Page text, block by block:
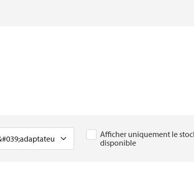
Afficher uniquement le
disponible